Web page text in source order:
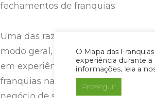
O Mapa das
experiência durante a
informações, leia a
Prosseguir
fechamentos de franquias.
Uma das razões para o melhor
modo geral, é que ele oferece um
em experiência adquirida em anos
franquias nascem quando o
negócio de sucesso, uma vez que